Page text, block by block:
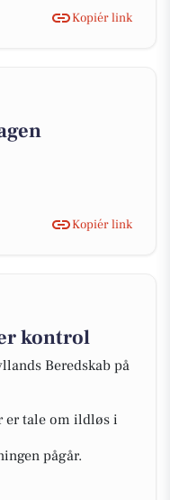
Kopiér link
Kopiér link
kontrol
Beredskab på
er tale om ildløs i
pågår.